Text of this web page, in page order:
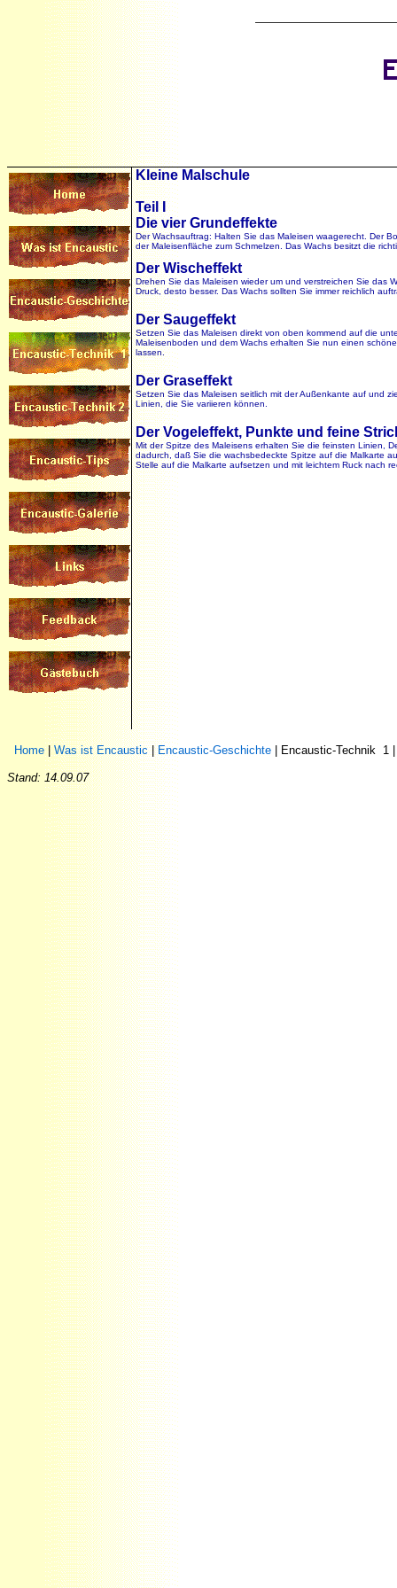
Kleine Malschule
Teil I
Die vier Grundeffekte
Der Wachsauftrag: Halten Sie das Maleisen waagerecht. Der
der Maleisenfläche zum Schmelzen. Das Wachs besitzt die
Der Wischeffekt
Drehen Sie das Maleisen wieder um und verstreichen Sie das
Druck, desto besser. Das Wachs sollten Sie immer reichlich
Der Saugeffekt
Setzen Sie das Maleisen direkt von oben kommend auf die
Maleisenboden und dem Wachs erhalten Sie nun einen
lassen.
Der Graseffekt
Setzen Sie das Maleisen seitlich mit der Außenkante auf und
Linien, die Sie variieren können.
Der Vogeleffekt, Punkte und feine
Mit der Spitze des Maleisens erhalten Sie die feinsten Linien,
dadurch, daß Sie die wachsbedeckte Spitze auf die Malkarte
Stelle auf die Malkarte aufsetzen und mit leichtem Ruck nach
Home|Was ist Encaustic|Encaustic-Geschichte Encaustic-Technik 1
Stand: 14.09.07